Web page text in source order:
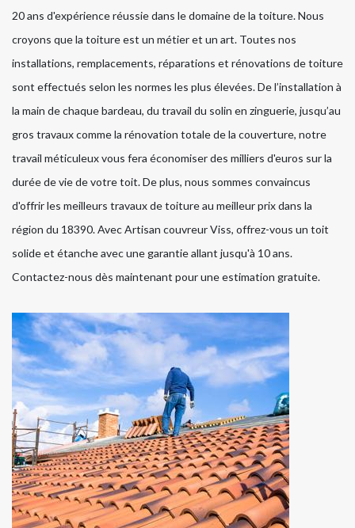
20 ans d'expérience réussie dans le domaine de la toiture. Nous
croyons que la toiture est un métier et un art. Toutes nos
installations, remplacements, réparations et rénovations de toiture
sont effectués selon les normes les plus élevées. De l’installation à
la main de chaque bardeau, du travail du solin en zinguerie, jusqu’au
gros travaux comme la rénovation totale de la couverture, notre
travail méticuleux vous fera économiser des milliers d'euros sur la
durée de vie de votre toit. De plus, nous sommes convaincus
d'offrir les meilleurs travaux de toiture au meilleur prix dans la
région du 18390. Avec Artisan couvreur Viss, offrez-vous un toit
solide et étanche avec une garantie allant jusqu'à 10 ans.
Contactez-nous dès maintenant pour une estimation gratuite.